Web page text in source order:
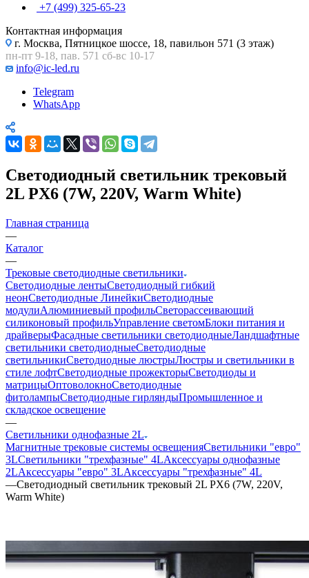
+7 (499) 325-65-23
Контактная информация
г. Москва, Пятницкое шоссе, 18, павильон 571 (3 этаж)
пн-пт 9-18, пав. 571 сб-вс 10-17
info@ic-led.ru
Telegram
WhatsApp
Светодиодный светильник трековый
2L PX6 (7W, 220V, Warm White)
Главная страница
—
Каталог
—
Трековые светодиодные светильники
Светодиодные лентыСветодиодный гибкий
неонСветодиодные ЛинейкиСветодиодные
модулиАлюминиевый профильСветорассеивающий
силиконовый профильУправление светомБлоки питания и
драйверыФасадные светильники светодиодныеЛандшафтные
светильники светодиодныеСветодиодные
светильникиСветодиодные люстрыЛюстры и светильники в
стиле лофтСветодиодные прожекторыСветодиоды и
матрицыОптоволокноСветодиодные
фитолампыСветодиодные гирляндыПромышленное и
складское освещение
—
Светильники однофазные 2L
Магнитные трековые системы освещенияСветильники "евро"
3LСветильники "трехфазные" 4LАксессуары однофазные
2LАксессуары "евро" 3LАксессуары "трехфазные" 4L
—Светодиодный светильник трековый 2L PX6 (7W, 220V,
Warm White)